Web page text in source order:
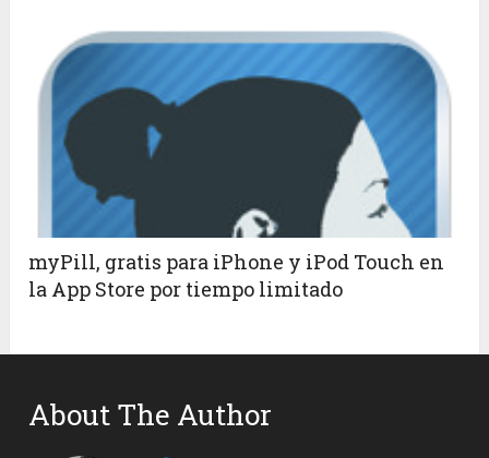
myPill, gratis para iPhone y iPod Touch en
la App Store por tiempo limitado
About The Author